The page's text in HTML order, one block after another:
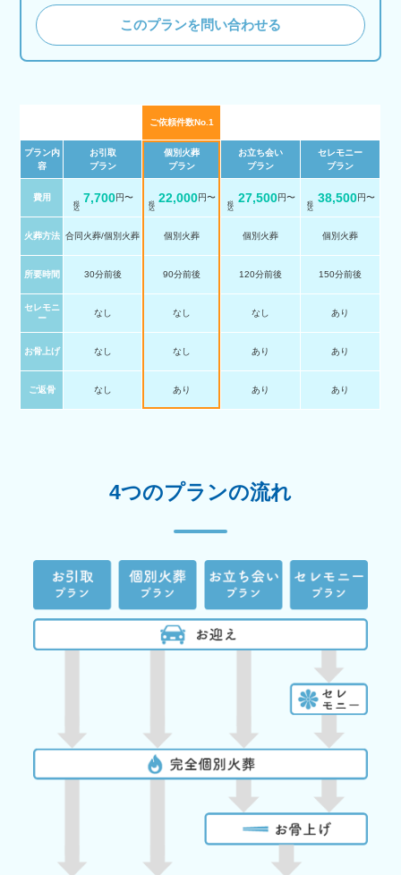
このプランを問い合わせる
ご依頼件数No.1
プラン内
容
お引取
プラン
個別火葬
プラン
お立ち会い
プラン
セレモニー
プラン
費用 7,700円〜 22,000円〜 27,500円〜 38,500円〜
火葬方法 合同火葬/個別火葬 個別火葬 個別火葬 個別火葬
所要時間 30分前後 90分前後 120分前後 150分前後
セレモニ
ー
なし なし なし あり
お骨上げ なし なし あり あり
ご返骨 なし あり あり あり
4つのプランの流れ